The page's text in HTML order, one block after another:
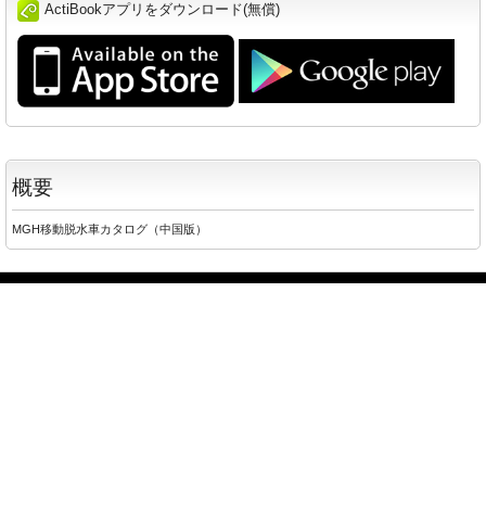
ActiBookアプリをダウンロード(無償)
概要
MGH移動脱水車カタログ（中国版）